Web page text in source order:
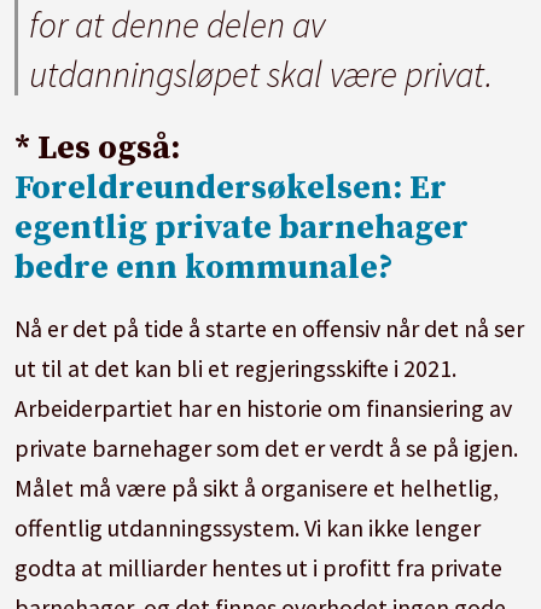
for at denne delen av
utdanningsløpet skal være privat.
* Les også:
Foreldreundersøkelsen: Er
egentlig private barnehager
bedre enn kommunale?
Nå er det på tide å starte en offensiv når det nå ser
ut til at det kan bli et regjeringsskifte i 2021.
Arbeiderpartiet har en historie om finansiering av
private barnehager som det er verdt å se på igjen.
Målet må være på sikt å organisere et helhetlig,
offentlig utdanningssystem. Vi kan ikke lenger
godta at milliarder hentes ut i profitt fra private